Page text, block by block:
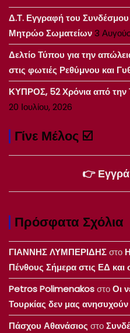
Δ.Τ. Εγγραφή του Συνδέσμου
Μητρώο Σωματείων3
Δελτίο Τύπου για την
στις φωτιές Ρεθύμνου και
ΚΥΠΡΟΣ, 52 Χρόνια από την
20 Ιουλίου, 2026
Γίνε Μέλος ☑️
👉
Πρόσφατα Σχόλια
ΓΙΑΝΝΗΣ ΛΥΜΠΕΡΙΔΗΣστο
Πένθους Σήμερα στις ΕΔ και
Petros PolimenakosστοΟι
Τουρκίας δεν μας ανησυχούν
Πάσχου Αθανάσιος στο